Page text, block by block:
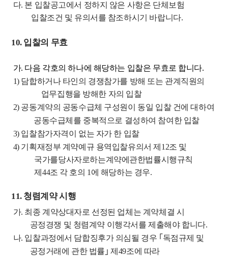
다. 본 입찰공고에서 정하지 않은 사항은 단체보험
입찰조건 및 유의서를 참조하시기 바랍니다.
10. 입찰의 무효
가. 다음 각호의 하나에 해당하는 입찰은 무효로 합니다.
1) 담합하거나 타인의 경쟁참가를 방해 또는 관계직원의
업무집행을 방해한 자의 입찰
2) 공동계약의 공동수급체 구성원이 동일 입찰 건에 대하여
공동수급체를 중복적으로 결성하여 참여한 입찰
3) 입찰참가자격이 없는 자가 한 입찰
4) 기획재정부 계약예규 용역입찰유의서 제 12조 및
국가를당사자로하는계약에관한법률시행규칙
제 44조 각 호의 1 에 해당하는 경우.
11. 청렴계약 시행
가. 최종 계약상대자로 선정된 업체는 계약체결 시
공정경쟁 및 청렴계약 이행각서를 제출해야 합니다.
나. 입찰과정에서 담합징후가 의심될 경우 ｢ 독점규제 및
공정거래에 관한 법률 ｣제 49조에 따라